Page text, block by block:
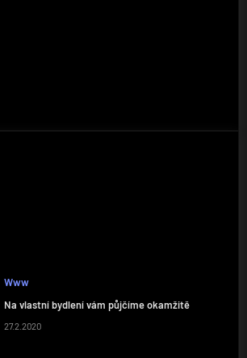
Www
Na vlastní bydlení vám půjčíme okamžitě
27.2.2020